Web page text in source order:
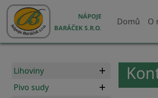
Přejít k hlavnímu obsahu
NÁPOJE
BARÁČEK S.R.O.
Hlavní
Domů O
Lihoviny
Pivo sudy